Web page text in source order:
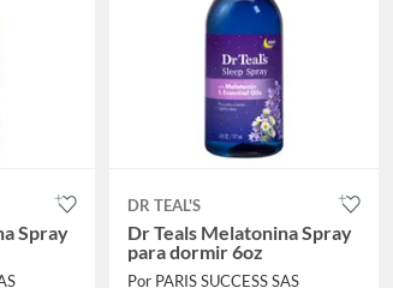
Spray
DR TEAL'S
Dr Teals Melatonina Spray
para dormir 6oz
Por PARIS SUCCESS SAS